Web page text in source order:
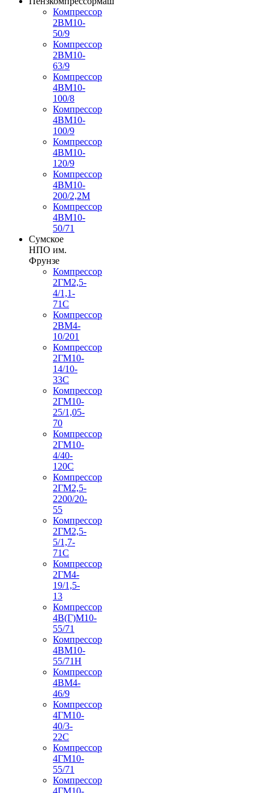
Компрессор
2ВМ10-
50/9
Компрессор
2ВМ10-
63/9
Компрессор
4ВМ10-
100/8
Компрессор
4ВМ10-
100/9
Компрессор
4ВМ10-
120/9
Компрессор
4ВМ10-
200/2,2М
Компрессор
4ВМ10-
50/71
Сумское
НПО им.
Фрунзе
Компрессор
2ГМ2,5-
4/1,1-
71С
Компрессор
2ВМ4-
10/201
Компрессор
2ГМ10-
14/10-
33С
Компрессор
2ГМ10-
25/1,05-
70
Компрессор
2ГМ10-
4/40-
120С
Компрессор
2ГМ2,5-
2200/20-
55
Компрессор
2ГМ2,5-
5/1,7-
71С
Компрессор
2ГМ4-
19/1,5-
13
Компрессор
4В(Г)М10-
55/71
Компрессор
4ВМ10-
55/71Н
Компрессор
4ВМ4-
46/9
Компрессор
4ГМ10-
40/3-
22С
Компрессор
4ГМ10-
55/71
Компрессор
4ГМ10-